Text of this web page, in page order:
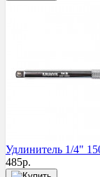
Удлинитель 1/4"
485р.